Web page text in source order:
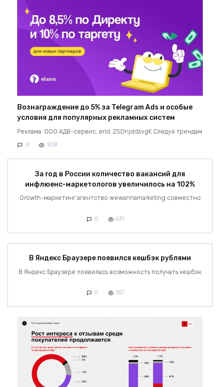
Вознаграждение до 5% за Telegram Ads и особые
условия для популярных рекламных систем
Реклама. ООО АДВ-сервис, erid: 2SDnjddzvgK Следуя трендам
0 528
За год в России количество вакансий для
инфлюенс-маркетологов увеличилось на 102%
Growth-маркетинг агентство wewannamarketing совместно
0 631
В Яндекс Браузере появился кешбэк рублями
В Яндекс Браузере появилась возможность получать кешбэк
0 557